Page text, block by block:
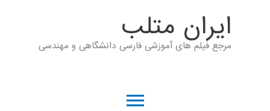
ايران متلب
مرجع فیلم های آموزشی فارسی دانشگاهی و مهندسی
فهرست